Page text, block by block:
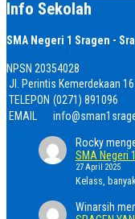
Info Sekolah
SMA Negeri 1 Sragen -
NPSN 20354028
Jl. Perintis Kemerdekaan
TELEPON (0271) 891096
EMAIL
Rocky
SMA Negeri
27 April 2025
Kelass,
Winarsih